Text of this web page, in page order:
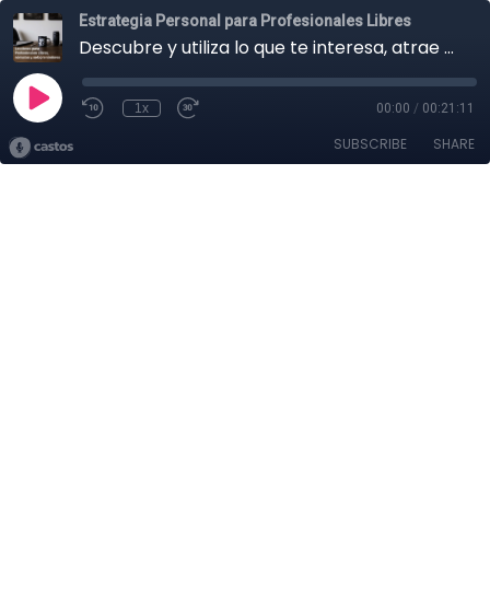
Estrategia Personal para Profesionales Libres
Descubre y utiliza lo que te interesa, atrae o apasiona
1x 00:00 / 00:21:11
SUBSCRIBE SHARE